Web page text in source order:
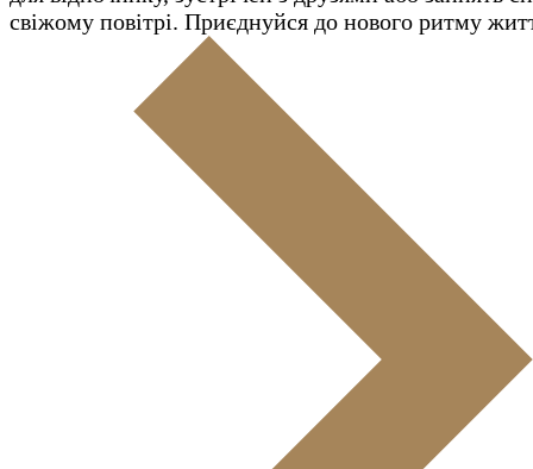
свіжому повітрі. Приєднуйся до нового ритму